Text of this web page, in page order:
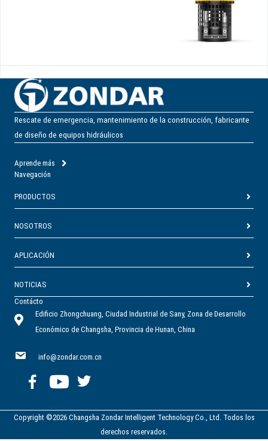
Rescate de emergencia, mantenimiento de la construcción, fabricante
de diseño de equipos hidráulicos
Aprende más
Navegación
PRODUCTOS
NOSOTROS
APLICACIÓN
NOTICIAS
Contácto
Edificio Zhongchuang, Ciudad Industrial de Sany, Zona de Desarrollo
Económico de Changsha, Provincia de Hunan, China
info@zondar.com.cn
Copyright ©2026 Changsha Zondar Intelligent Technology Co., Ltd. Todos los
derechos reservados.